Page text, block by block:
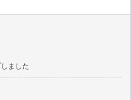
マカオから記念コールで運用 1999
ました